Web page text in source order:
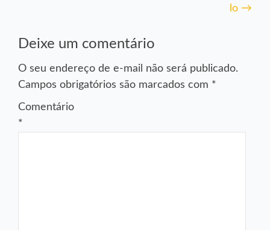
lo →
Deixe um comentário
O seu endereço de e-mail não será publicado.
Campos obrigatórios são marcados com *
Comentário
*